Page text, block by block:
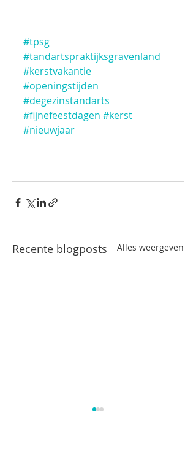
#tpsg
#tandartspraktijksgravenland
#kerstvakantie
#openingstijden
#degezinstandarts
#fijnefeestdagen #kerst
#nieuwjaar
Recente blogposts Alles weergeven